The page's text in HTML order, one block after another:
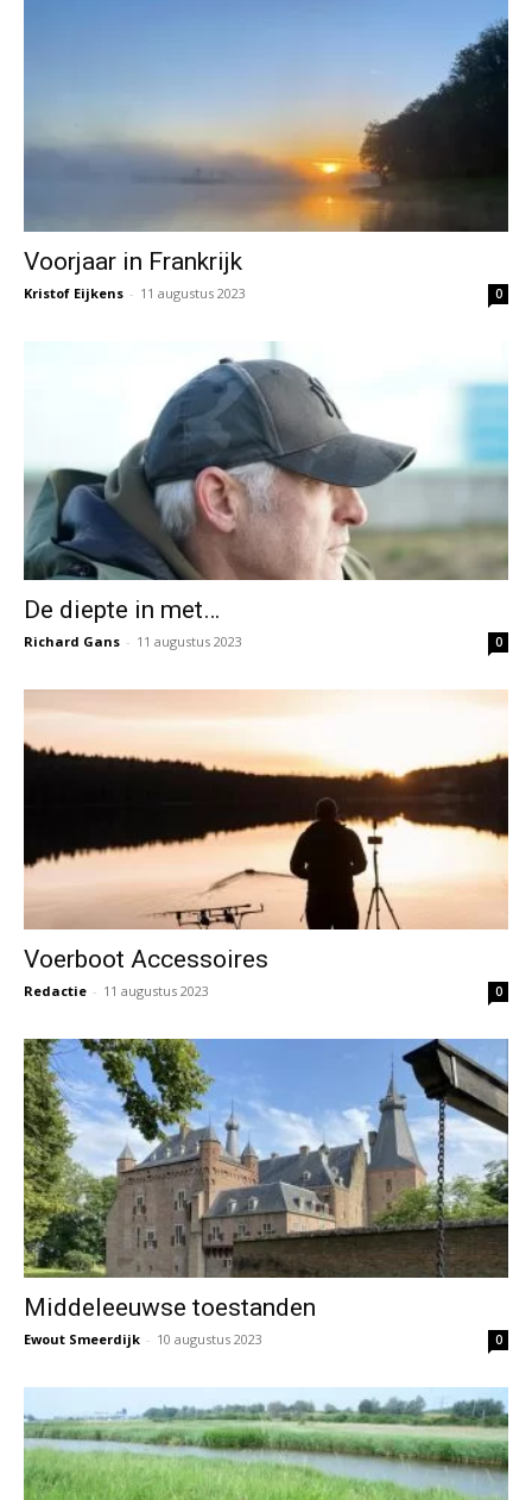
Voorjaar in Frankrijk
Kristof Eijkens - 11 augustus 2023 0
De diepte in met…
Richard Gans - 11 augustus 2023 0
Voerboot Accessoires
Redactie - 11 augustus 2023 0
Middeleeuwse toestanden
Ewout Smeerdijk - 10 augustus 2023 0